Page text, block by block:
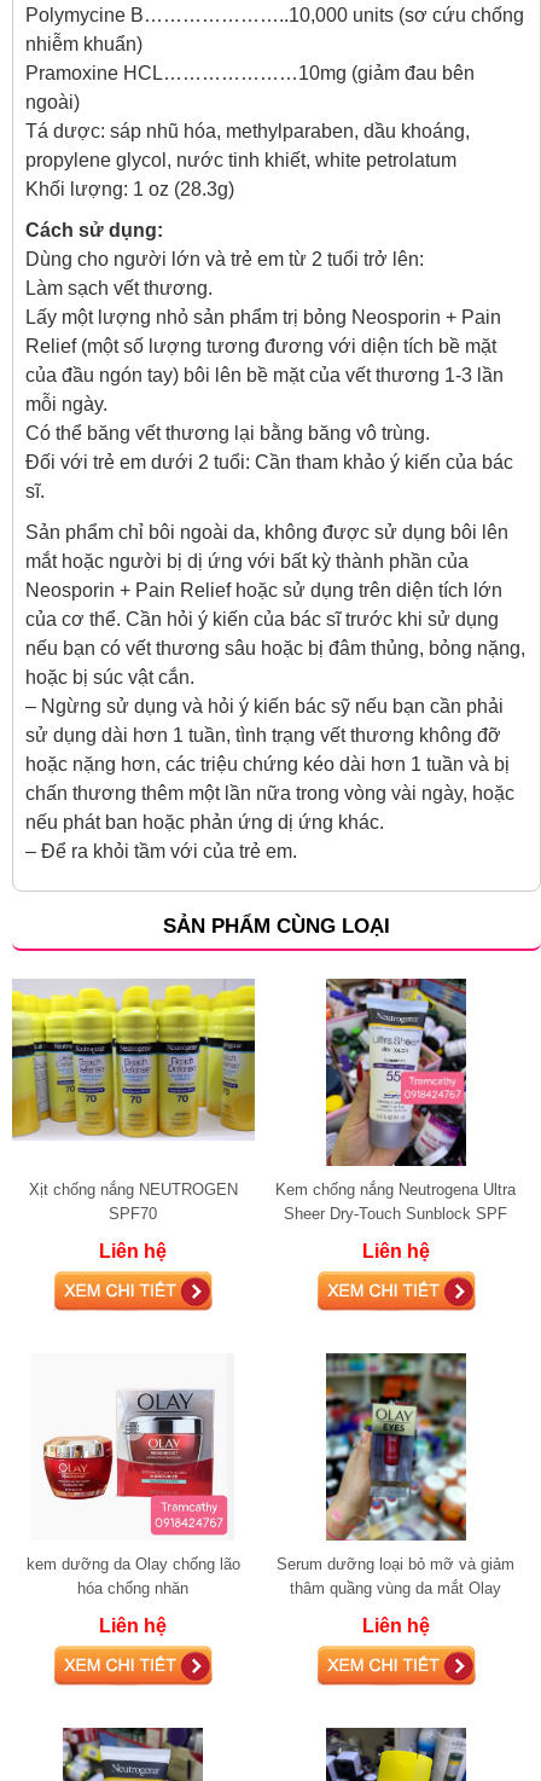
Polymycine B…………………..10,000 units (sơ cứu chống
nhiễm khuẩn)
Pramoxine HCL…………………10mg (giảm đau bên
ngoài)
Tá dược: sáp nhũ hóa, methylparaben, dầu khoáng,
propylene glycol, nước tinh khiết, white petrolatum
Khối lượng: 1 oz (28.3g)
Cách sử dụng:
Dùng cho người lớn và trẻ em từ 2 tuổi trở lên:
Làm sạch vết thương.
Lấy một lượng nhỏ sản phẩm trị bỏng Neosporin + Pain
Relief (một số lượng tương đương với diện tích bề mặt
của đầu ngón tay) bôi lên bề mặt của vết thương 1-3 lần
mỗi ngày.
Có thể băng vết thương lại bằng băng vô trùng.
Đối với trẻ em dưới 2 tuổi: Cần tham khảo ý kiến của bác
sĩ.
Sản phẩm chỉ bôi ngoài da, không được sử dụng bôi lên
mắt hoặc người bị dị ứng với bất kỳ thành phần của
Neosporin + Pain Relief hoặc sử dụng trên diện tích lớn
của cơ thể. Cần hỏi ý kiến của bác sĩ trước khi sử dụng
nếu bạn có vết thương sâu hoặc bị đâm thủng, bỏng nặng,
hoặc bị súc vật cắn.
– Ngừng sử dụng và hỏi ý kiến bác sỹ nếu bạn cần phải
sử dụng dài hơn 1 tuần, tình trạng vết thương không đỡ
hoặc nặng hơn, các triệu chứng kéo dài hơn 1 tuần và bị
chấn thương thêm một lần nữa trong vòng vài ngày, hoặc
nếu phát ban hoặc phản ứng dị ứng khác.
– Để ra khỏi tầm với của trẻ em.
SẢN PHẨM CÙNG LOẠI
Xịt chống nắng NEUTROGEN
SPF70
Liên hệ
Kem chống nắng Neutrogena Ultra
Sheer Dry-Touch Sunblock SPF
Liên hệ
kem dưỡng da Olay chống lão
hóa chống nhăn
Liên hệ
Serum dưỡng loại bỏ mỡ và giảm
thâm quầng vùng da mắt Olay
Lifted Firm
Liên hệ